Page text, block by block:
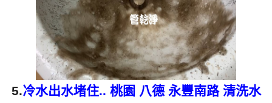
綠，如是藍色的水，...
5.冷水出水堵住.. 桃園 八德 永豐南路 清洗水